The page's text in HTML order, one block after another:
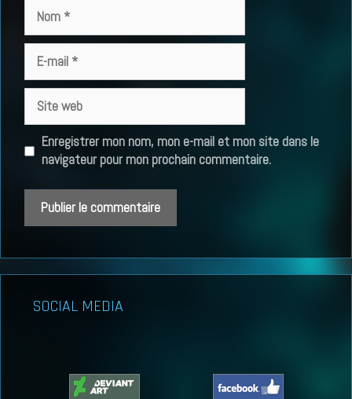
mail
web
Enregistrer mon nom, mon e-mail et mon site dans le
navigateur pour mon prochain commentaire.
SOCIAL MEDIA